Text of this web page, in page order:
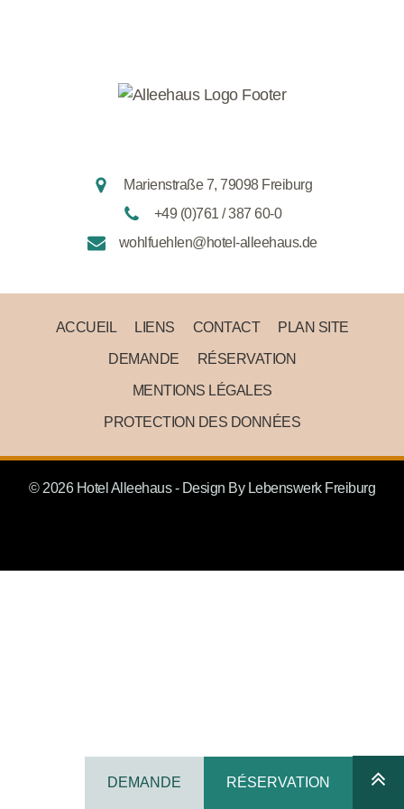
DEMANDE RÉSERVATION
Marienstraße 7, 79098 Freiburg
+49 (0)761 / 387 60-0
wohlfuehlen@hotel-alleehaus.de
ACCUEIL LIENS CONTACT PLAN SITE
DEMANDE RÉSERVATION
MENTIONS LÉGALES
PROTECTION DES DONNÉES
© 2026 Hotel Alleehaus - Design By Lebenswerk Freiburg